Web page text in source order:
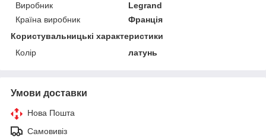
Виробник
Legrand
Країна виробник
Франція
Користувальницькі характеристики
Колір
латунь
Умови доставки
Нова Пошта
Самовивіз